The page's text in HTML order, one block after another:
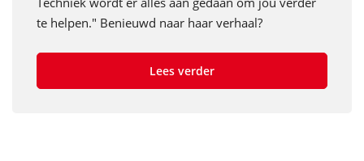
te helpen." Benieuwd naar haar verhaal?
Lees verder